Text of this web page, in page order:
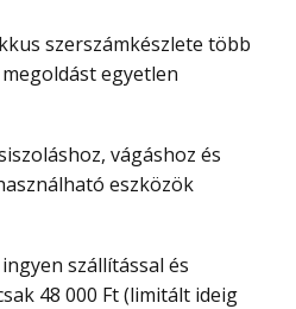
szerszámkészlete több
egyetlen
eszközök
48 000 Ft (limitált ideig